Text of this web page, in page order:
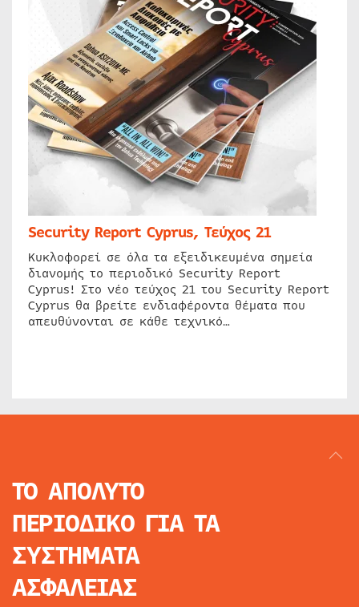
Security Report Cyprus, Τεύχος 21
Κυκλοφορεί σε όλα τα εξειδικευμένα σημεία
διανομής το περιοδικό Security Report
Cyprus! Στο νέο τεύχος 21 του Security Report
Cyprus θα βρείτε ενδιαφέροντα θέματα που
απευθύνονται σε κάθε τεχνικό…
ΤΟ ΑΠΟΛΥΤΟ
ΠΕΡΙΟΔΙΚΟ ΓΙΑ ΤΑ
ΣΥΣΤΗΜΑΤΑ
ΑΣΦΑΛΕΙΑΣ